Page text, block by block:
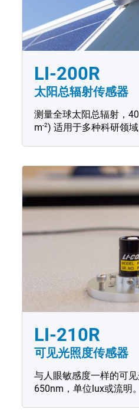
LI-200R
太阳总辐射传感器
测量全球太阳总辐射，
m-2) 适用于多种科研领域
LI-210R
可见光照度传感器
与人眼敏感度一样的可
650nm，单位lux或流明。